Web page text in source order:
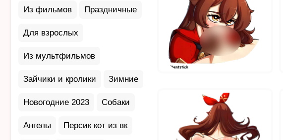
Из фильмов Праздничные
Для взрослых
Из мультфильмов
Зайчики и кролики Зимние
Новогодние 2023 Собаки
Ангелы Персик кот из вк